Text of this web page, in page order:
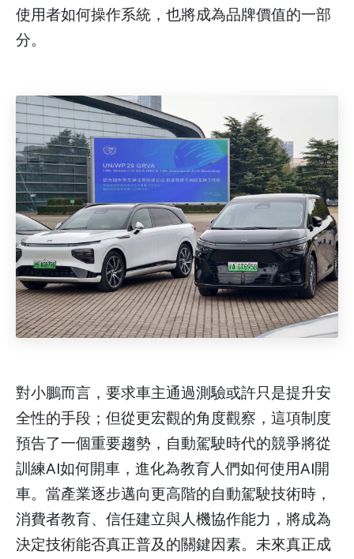
使用者如何操作系統，也將成為品牌價值的一部
分。
對小鵬而言，要求車主通過測驗或許只是提升安
全性的手段；但從更宏觀的角度觀察，這項制度
預告了一個重要趨勢，自動駕駛時代的競爭將從
訓練AI如何開車，進化為教育人們如何使用AI開
車。當產業逐步邁向更高階的自動駕駛技術時，
消費者教育、信任建立與人機協作能力，將成為
決定技術能否真正普及的關鍵因素。未來真正成